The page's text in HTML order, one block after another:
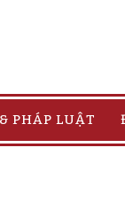
PHÁP LUẬT